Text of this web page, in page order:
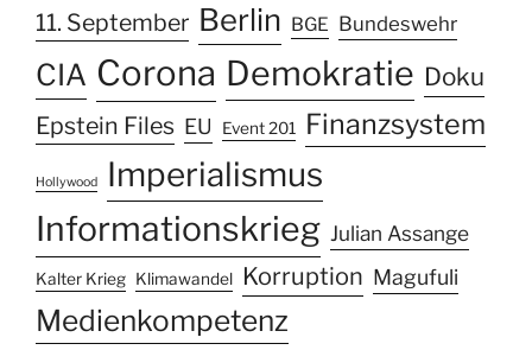
11. September Berlin BGE Bundeswehr
CIA Corona Demokratie Doku
Epstein Files EU Event 201 Finanzsystem
Hollywood
Imperialismus
Informationskrieg Julian Assange
Kalter Krieg Klimawandel Korruption Magufuli
Medienkompetenz